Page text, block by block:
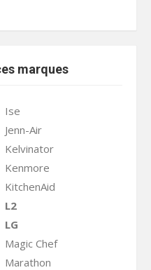
marques
Ise
Jenn-Air
Kelvinator
Kenmore
KitchenAid
L2
LG
Magic Chef
Marathon